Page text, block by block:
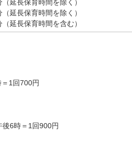
延長保育時間を除く）
延長保育時間を除く）
延長保育時間を含む）
1回700円
6時＝1回900円